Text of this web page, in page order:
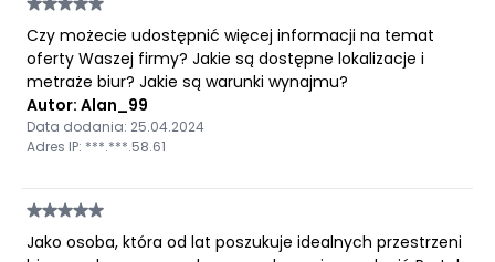
Czy możecie udostępnić więcej informacji na temat
oferty Waszej firmy? Jakie są dostępne lokalizacje i
metraże biur? Jakie są warunki wynajmu?
Autor: Alan_99
Data dodania: 25.04.2024
Adres IP: ***.***.58.61
Jako osoba, która od lat poszukuje idealnych przestrzeni